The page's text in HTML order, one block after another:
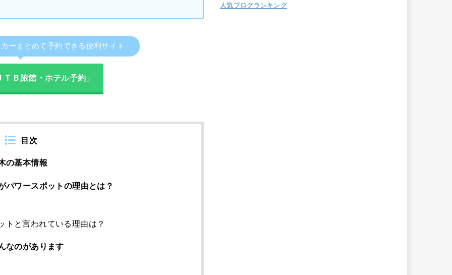
ーまとめて予約できる便利サイト
Ｂ旅館・ホテル予約」
目次
の基本情報
パワースポットの理由とは？
と言われている理由は？
なのがあります
人気ブログランキング